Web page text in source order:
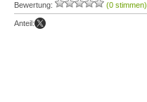
Bewertung: (0 stimmen)
Anteil: